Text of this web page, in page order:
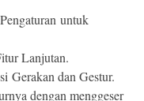
untuk
Lanjutan.
Gerakan dan Gestur.
dengan menggeser